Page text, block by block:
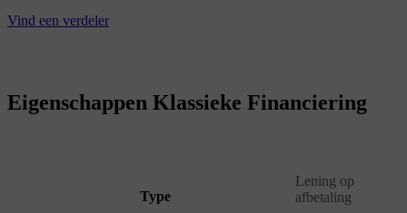
Vind een verdeler
Eigenschappen Klassieke Financiering
Type
Lening op
afbetaling